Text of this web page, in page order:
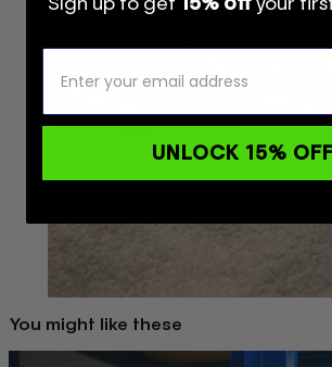
You might like these
UNLOCK 15%